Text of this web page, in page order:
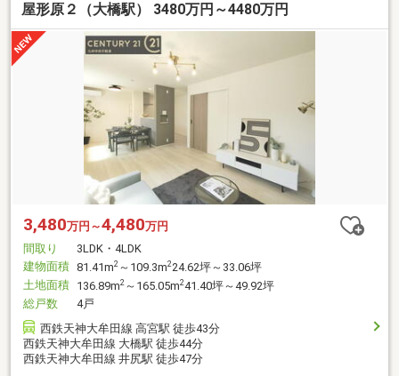
屋形原２（大橋駅） 3480万円～4480万円
3,480万円～4,480万円
間取り
3LDK・4LDK
建物面積 81.41m2 ～109.3m224.62坪～33.06坪
土地面積 136.89m2 ～165.05m241.40坪～49.92坪
総戸数
4戸
西鉄天神大牟田線 高宮駅 徒歩43分
西鉄天神大牟田線 大橋駅 徒歩44分
西鉄天神大牟田線 井尻駅 徒歩47分